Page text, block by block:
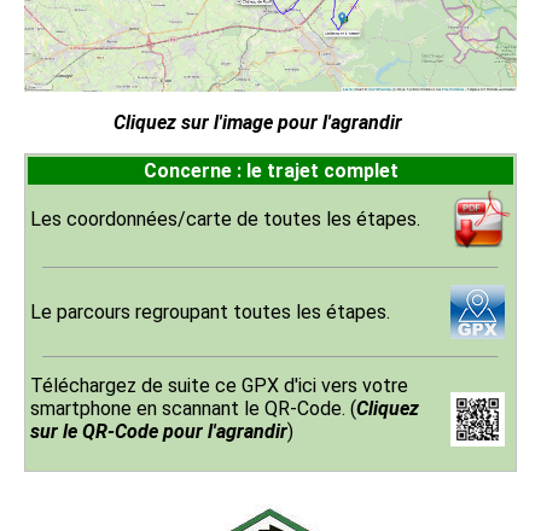
Cliquez sur l'image pour l'agrandir
Concerne : le trajet complet
Les coordonnées/carte de toutes les étapes.
Le parcours regroupant toutes les étapes.
Téléchargez de suite ce GPX d'ici vers votre
smartphone en scannant le QR-Code. (Cliquez
sur le QR-Code pour l'agrandir)